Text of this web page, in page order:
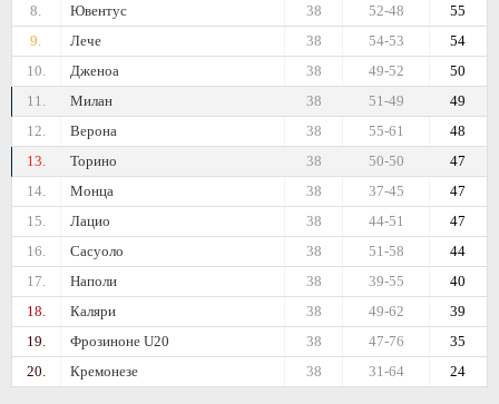
8.
Ювентус 55
52-48
38
9.
Лече 54
54-53
38
10.
Дженоа 50
49-52
38
11.
Милан 49
51-49
38
12.
Верона 48
55-61
38
13.
Торино 47
50-50
38
14.
Монца 47
37-45
38
15.
Лацио 47
44-51
38
16.
Сасуоло 44
51-58
38
17.
Наполи 40
39-55
38
18.
Каляри 39
49-62
38
19.
Фрозиноне U20 35
47-76
38
20.
Кремонезе 24
31-64
38